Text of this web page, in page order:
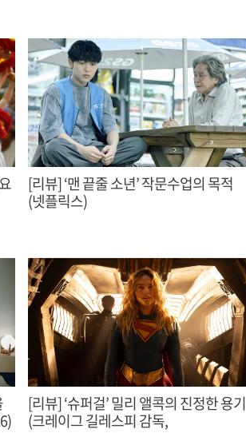
[리뷰] ‘맨 끝줄 소년’ 작문수업의 목적
(넷플릭스)
[리뷰] ‘슈퍼걸’ 밀리 앨콕의 진정한 용기
(크레이그 길레스피 감독,